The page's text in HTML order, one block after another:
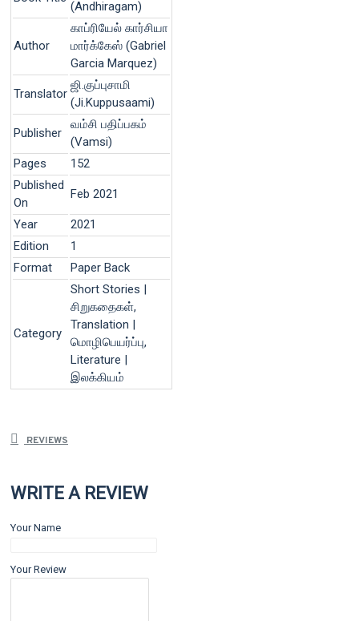
(Andhiragam)
Author
காப்ரியேல் கார்சியா
மார்க்கேஸ் (Gabriel
Garcia Marquez)
Translator
ஜி.குப்புசாமி
(Ji.Kuppusaami)
Publisher
வம்சி பதிப்பகம்
(Vamsi)
Pages
152
Published
On
Feb 2021
Year
2021
Edition
1
Format
Paper Back
Category
Short Stories |
சிறுகதைகள்,
Translation |
மொழிபெயர்ப்பு,
Literature |
இலக்கியம்
REVIEWS
WRITE A REVIEW
Your Name
Your Review